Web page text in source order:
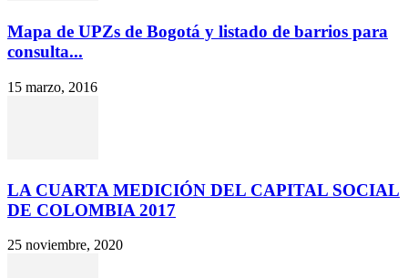
Mapa de UPZs de Bogotá y listado de barrios para
consulta...
15 marzo, 2016
LA CUARTA MEDICIÓN DEL CAPITAL SOCIAL
DE COLOMBIA 2017
25 noviembre, 2020